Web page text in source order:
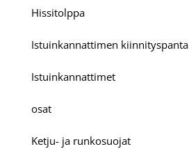
Hissitolppa
Istuinkannattimen kiinnityspanta
Istuinkannattimet
osat
Ketju- ja runkosuojat